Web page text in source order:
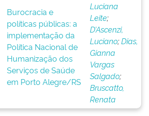
Burocracia e
políticas públicas: a
implementação da
Política Nacional de
Humanização dos
Serviços de Saúde
em Porto Alegre/RS
Luciana
Leite;
D’Ascenzi,
Luciano;Dias,
Gianna
Vargas
Salgado;
Bruscatto,
Renata